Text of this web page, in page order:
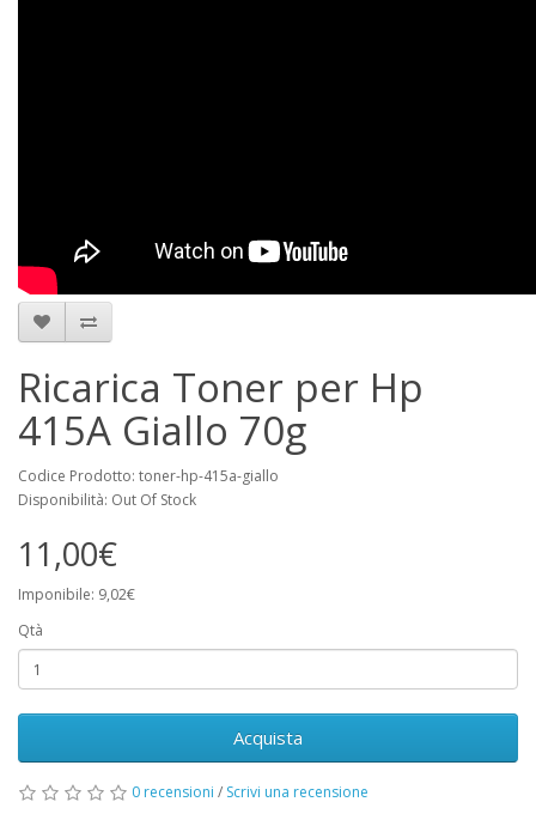
Ricarica Toner per Hp
415A Giallo 70g
Codice Prodotto: toner-hp-415a-giallo
Disponibilità: Out Of Stock
11,00€
Imponibile: 9,02€
Qtà
Acquista
0 recensioni / Scrivi una recensione